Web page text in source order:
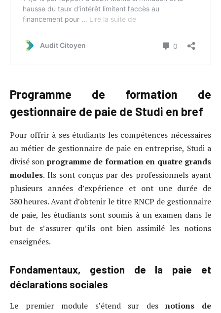
Programme de formation de
gestionnaire de paie de Studi en bref
Pour offrir à ses étudiants les compétences nécessaires
au métier de gestionnaire de paie en entreprise, Studi a
divisé son programme de formation en quatre grands
modules. Ils sont conçus par des professionnels ayant
plusieurs années d’expérience et ont une durée de
380 heures. Avant d’obtenir le titre RNCP de gestionnaire
de paie, les étudiants sont soumis à un examen dans le
but de s’assurer qu’ils ont bien assimilé les notions
enseignées.
Fondamentaux, gestion de la paie et
déclarations sociales
Le premier module s’étend sur desnotions de